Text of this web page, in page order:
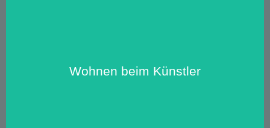
Wohnen beim Künstler